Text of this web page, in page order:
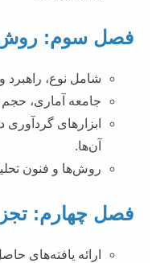
فصل سوم:
شامل نوع،
جامعه آماری،
ابزارهای گردآوری
آن‌ها.
روش‌ها و فنون
فصل چهارم:
ارائه یافته‌های